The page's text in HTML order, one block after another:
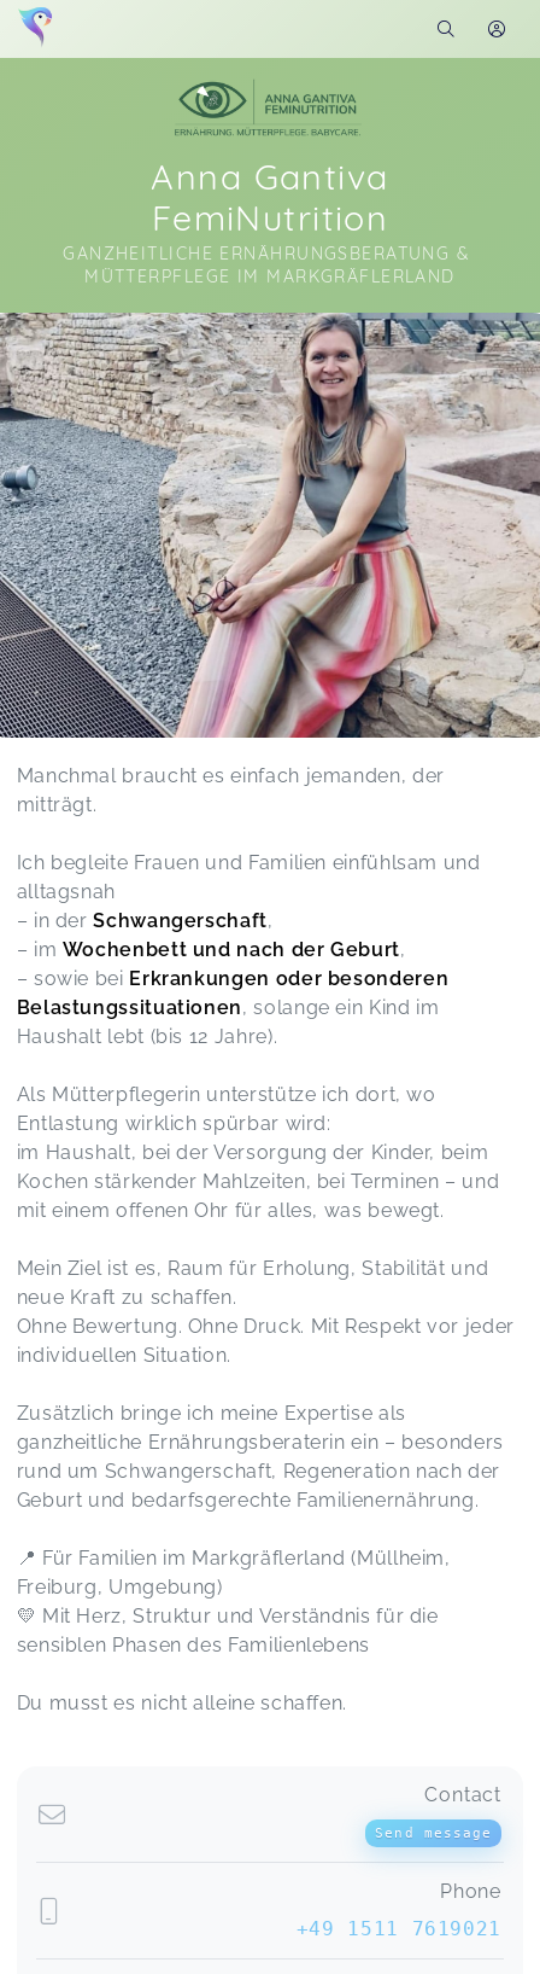
Anna Gantiva
FemiNutrition
GANZHEITLICHE ERNÄHRUNGSBERATUNG &
MÜTTERPFLEGE IM MARKGRÄFLERLAND
Soon you will learn more about me here...
Manchmal braucht es einfach jemanden, der
mitträgt.
Ich begleite Frauen und Familien einfühlsam und
alltagsnah
– in derSchwangerschaft,
– im Wochenbett und nach der Geburt,
– sowie bei Erkrankungen oder besonderen
Belastungssituationen, solange ein Kind im
Haushalt lebt (bis 12 Jahre).
Als Mütterpflegerin unterstütze ich dort, wo
Entlastung wirklich spürbar wird:
im Haushalt, bei der Versorgung der Kinder, beim
Kochen stärkender Mahlzeiten, bei Terminen – und
mit einem offenen Ohr für alles, was bewegt.
Mein Ziel ist es, Raum für Erholung, Stabilität und
neue Kraft zu schaffen.
Ohne Bewertung. Ohne Druck. Mit Respekt vor jeder
individuellen Situation.
Zusätzlich bringe ich meine Expertise als
ganzheitliche Ernährungsberaterin ein – besonders
rund um Schwangerschaft, Regeneration nach der
Geburt und bedarfsgerechte Familienernährung.
📍 Für Familien im Markgräflerland (Müllheim,
Freiburg, Umgebung)
💛 Mit Herz, Struktur und Verständnis für die
sensiblen Phasen des Familienlebens
Du musst es nicht alleine schaffen.
Contact
Send message
Phone
+49 1511 7619021